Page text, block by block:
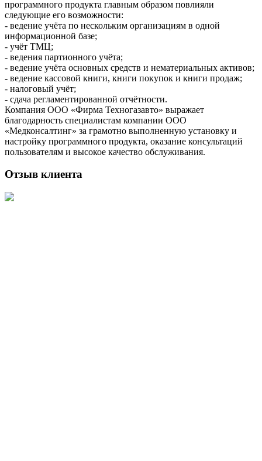
программного продукта главным образом повлияли
следующие его возможности:
- ведение учёта по нескольким организациям в одной
информационной базе;
- учёт ТМЦ;
- ведения партионного учёта;
- ведение учёта основных средств и нематериальных активов;
- ведение кассовой книги, книги покупок и книги продаж;
- налоговый учёт;
- сдача регламентированной отчётности.
Компания ООО «Фирма Техногазавто» выражает
благодарность специалистам компании ООО
«Медконсалтинг» за грамотно выполненную установку и
настройку программного продукта, оказание консультаций
пользователям и высокое качество обслуживания.
Отзыв клиента